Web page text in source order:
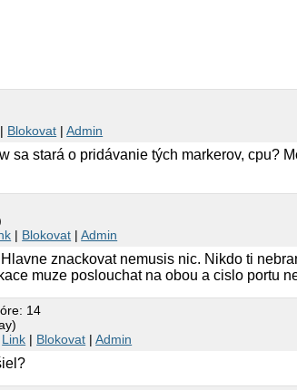
| Blokovat |Admin
sa stará o pridávanie tých markerov, cpu?
| Blokovat |Admin
znackovat nemusis nic. Nikdo ti
muze poslouchat na obou a cislo portu
14
Link | Blokovat |Admin